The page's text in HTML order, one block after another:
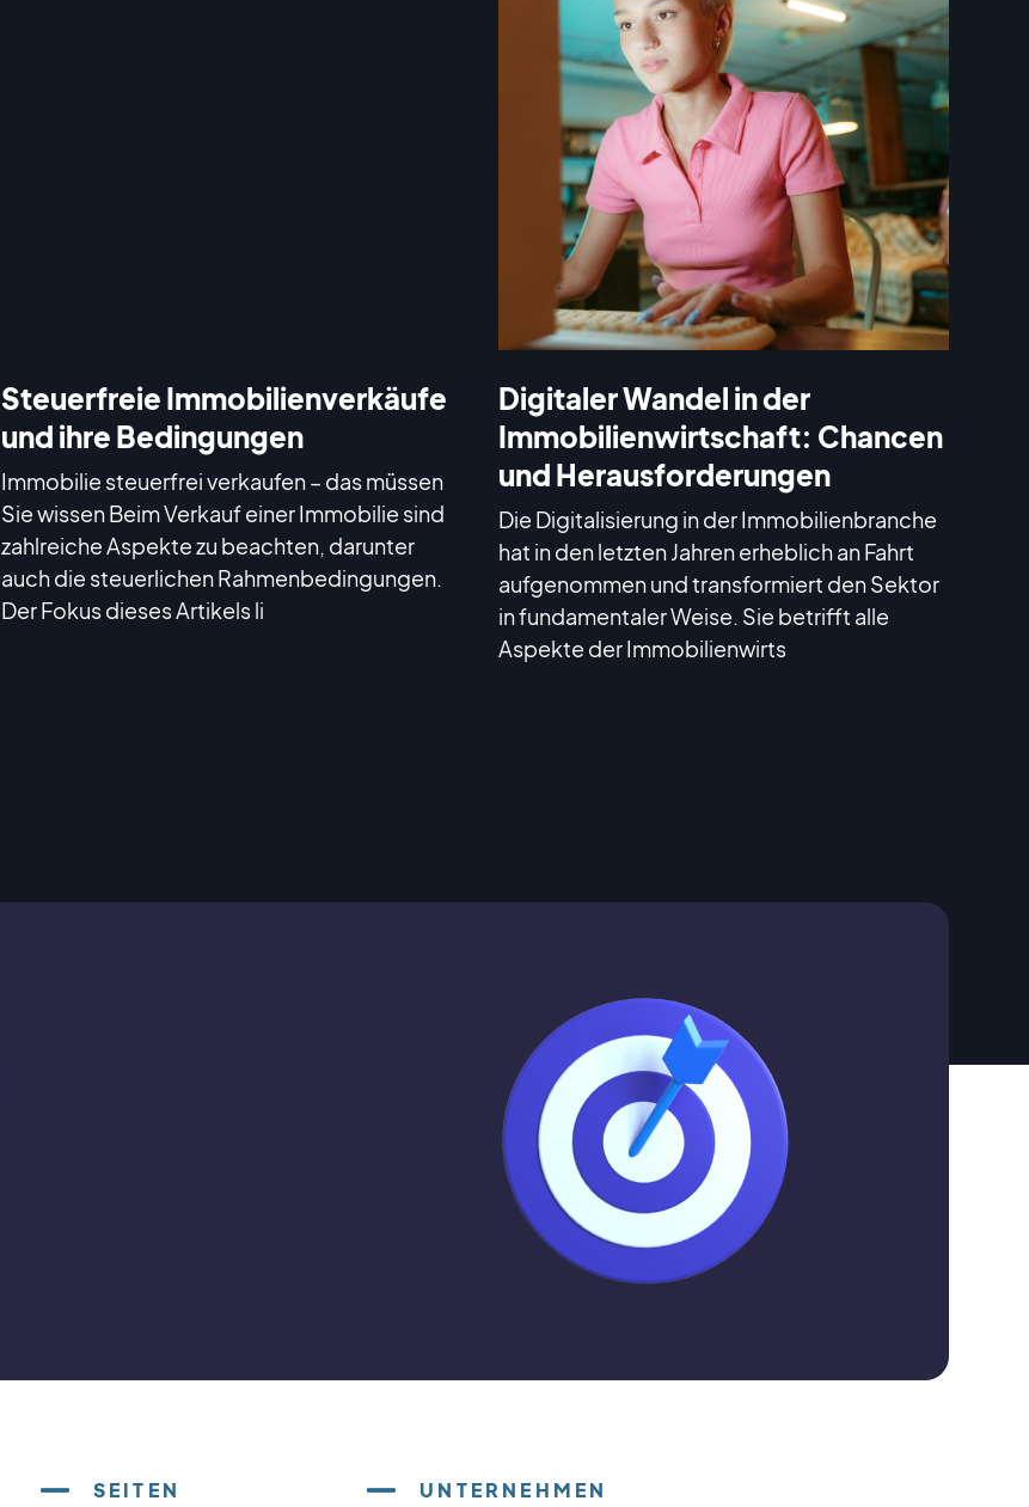
Steuerfreie Immobilienverkäufe
und ihre Bedingungen
Immobilie steuerfrei verkaufen – das müssen
Sie wissen Beim Verkauf einer Immobilie sind
zahlreiche Aspekte zu beachten, darunter
auch die steuerlichen Rahmenbedingungen.
Der Fokus dieses Artikels li
Digitaler Wandel in der
Immobilienwirtschaft: Chancen
und Herausforderungen
Die Digitalisierung in der Immobilienbranche
hat in den letzten Jahren erheblich an Fahrt
aufgenommen und transformiert den Sektor
in fundamentaler Weise. Sie betrifft alle
Aspekte der Immobilienwirts
SEITEN UNTERNEHMEN